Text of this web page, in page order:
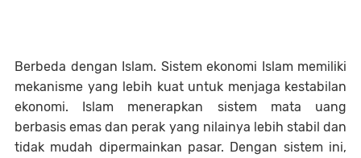
Berbeda dengan Islam. Sistem ekonomi Islam memiliki
mekanisme yang lebih kuat untuk menjaga kestabilan
ekonomi. Islam menerapkan sistem mata uang
berbasis emas dan perak yang nilainya lebih stabil dan
tidak mudah dipermainkan pasar. Dengan sistem ini,